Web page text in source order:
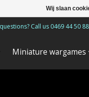
Call us 0469 44 50 88
Miniature wargames
Wij slaan